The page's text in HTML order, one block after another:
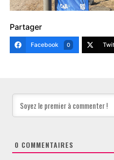
Partager
Facebook 0
0 COMMENTAIRES